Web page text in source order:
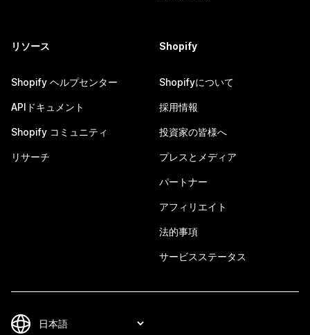
リソース
Shopify ヘルプセンター
APIドキュメント
Shopify コミュニティ
リサーチ
Shopify
Shopifyについて
採用情報
投資家の皆様へ
プレスとメディア
パートナー
アフィリエイト
法的事項
サービスステータス